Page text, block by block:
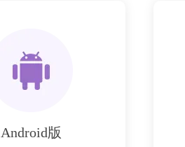
Android版